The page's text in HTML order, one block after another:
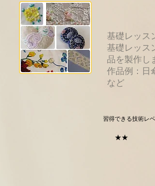
基礎レッス
基礎レッス
品を製作し
作品例：日
など
習得できる技術レ
★★